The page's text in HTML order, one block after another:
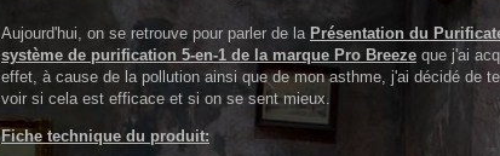
Aujourd'hui, on se retrouve pour parler de la Présentation du
système de purification 5-en-1 de la marque Pro Breeze que j'ai
effet, à cause de la pollution ainsi que de mon asthme, j'ai décidé de
voir si cela est efficace et si on se sent mieux.
Fiche technique du produit: